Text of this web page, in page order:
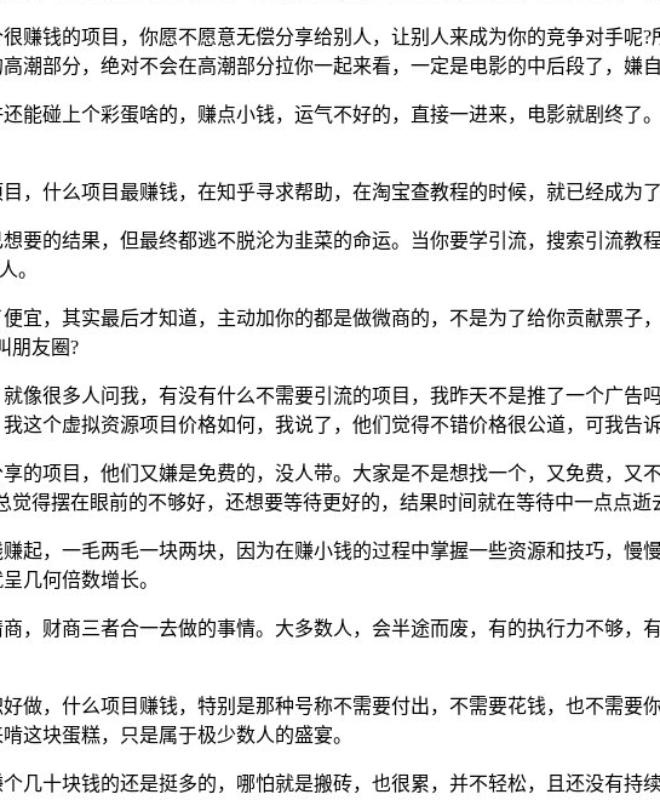
赚钱的项目，你愿不愿意无偿分享给别人，让别人来成为你的竞争对手
潮部分，绝对不会在高潮部分拉你一起来看，一定是电影的中后段了，嫌
能碰上个彩蛋啥的，赚点小钱，运气不好的，直接一进来，电影就剧终
，什么项目最赚钱，在知乎寻求帮助，在淘宝查教程的时候，就已经成为
要的结果，但最终都逃不脱沦为韭菜的命运。当你要学引流，搜索引流
。
宜，其实最后才知道，主动加你的都是做微商的，不是为了给你贡献票子
朋友圈?
像很多人问我，有没有什么不需要引流的项目，我昨天不是推了一个广
这个虚拟资源项目价格如何，我说了，他们觉得不错价格很公道，可我告
的项目，他们又嫌是免费的，没人带。大家是不是想找一个，又免费，
觉得摆在眼前的不够好，还想要等待更好的，结果时间就在等待中一点点逝
起，一毛两毛一块两块，因为在赚小钱的过程中掌握一些资源和技巧，
几何倍数增长。
，财商三者合一去做的事情。大多数人，会半途而废，有的执行力不够
做，什么项目赚钱，特别是那种号称不需要付出，不需要花钱，也不需
这块蛋糕，只是属于极少数人的盛宴。
几十块钱的还是挺多的，哪怕就是搬砖，也很累，并不轻松，且还没有持